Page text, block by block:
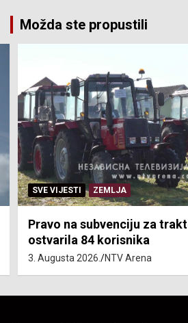
Možda ste propustili
SVE VIJESTI ZEMLJA
Pravo na subvenciju za
ostvarila 84 korisnika
3. Augusta 2026. NTV Arena